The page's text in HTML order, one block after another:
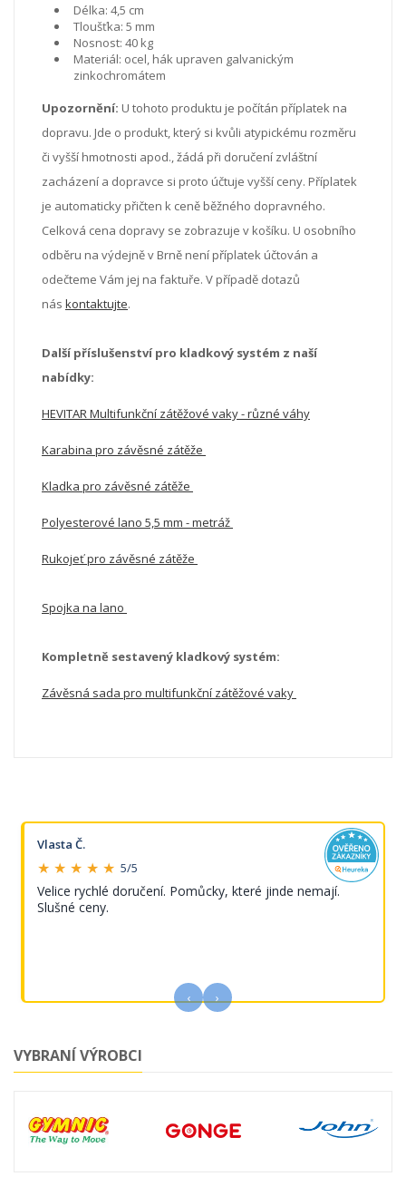
Délka: 4,5 cm
Tloušťka: 5 mm
Nosnost: 40 kg
Materiál: ocel, hák upraven galvanickým
zinkochromátem
Upozornění: U tohoto produktu je počítán příplatek na
dopravu. Jde o produkt, který si kvůli atypickému rozměru
či vyšší hmotnosti apod., žádá při doručení zvláštní
zacházení a dopravce si proto účtuje vyšší ceny. Příplatek
je automaticky přičten k ceně běžného dopravného.
Celková cena dopravy se zobrazuje v košíku. U osobního
odběru na výdejně v Brně není příplatek účtován a
odečteme Vám jej na faktuře. V případě dotazů
nás kontaktujte.
Další příslušenství pro kladkový systém z naší
nabídky:
HEVITAR Multifunkční zátěžové vaky - různé váhy
Karabina pro závěsné zátěže
Kladka pro závěsné zátěže
Polyesterové lano 5,5 mm - metráž
Rukojeť pro závěsné zátěže
Spojka na lano
Kompletně sestavený kladkový systém:
Závěsná sada pro multifunkční zátěžové vaky
Vlasta Č.
★ ★ ★ ★ ★ 5/5
Velice rychlé doručení. Pomůcky, které jinde nemají.
Slušné ceny.
‹ ›
VYBRANÍ VÝROBCI